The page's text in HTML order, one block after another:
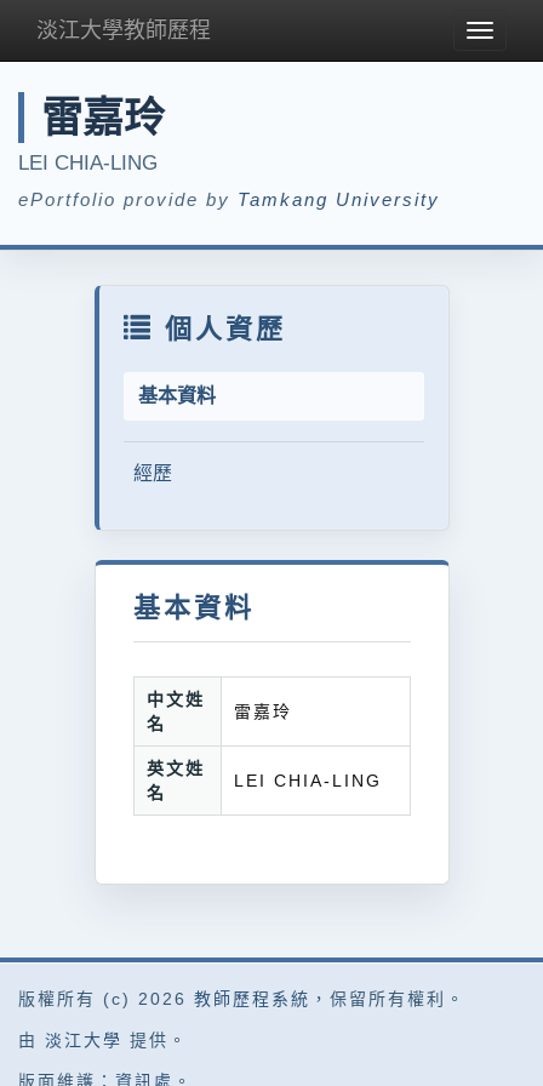
Toggle
淡江大學教師歷程
雷嘉玲
LEI CHIA-LING
ePortfolio provide by Tamkang University
個人資歷
基本資料
經歷
基本資料
中文姓
名
雷嘉玲
英文姓
名
LEI CHIA-LING
版權所有 (c) 2026 教師歷程系統 ，保留所有權利。
由 淡江大學 提供。
版面維護： 資訊處 。